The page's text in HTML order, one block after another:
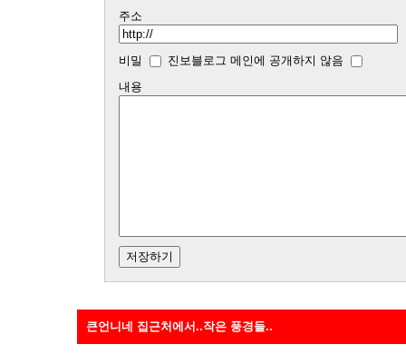
주소
비밀
진보블로그 메인에 공개하지 않음
내용
큰언니네 집근처에서..작은 풍경들..